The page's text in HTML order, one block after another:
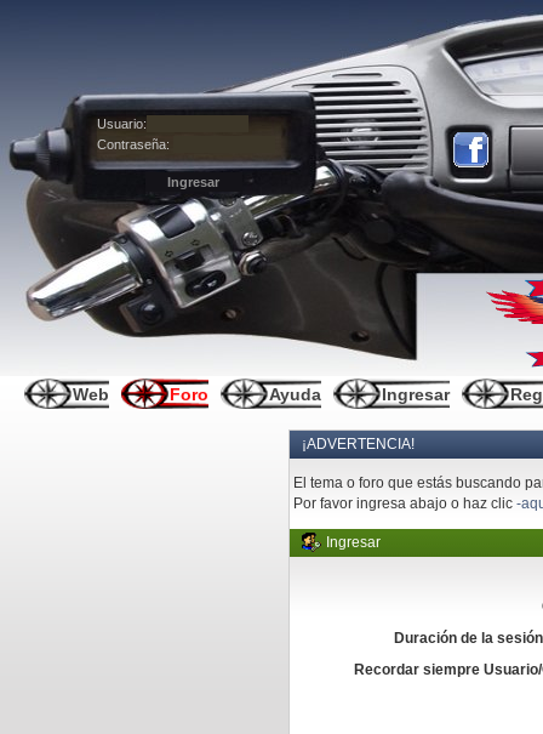
Usuario:
Contraseña:
Web Foro Ayuda Ingresar
¡ADVERTENCIA!
El tema o foro que estás buscando
Por favor ingresa abajo o haz clic-
Ingresar
Duración de la
Recordar siempre